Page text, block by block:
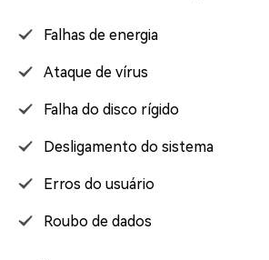
Falhas de energia
Ataque de vírus
Falha do disco rígido
Desligamento do sistema
Erros do usuário
Roubo de dados